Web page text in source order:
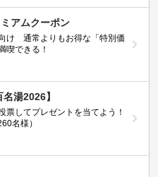
アムクーポン
け 通常よりもお得な「特別価
喫できる！
湯2026】
票してプレゼントを当てよう！
名様）